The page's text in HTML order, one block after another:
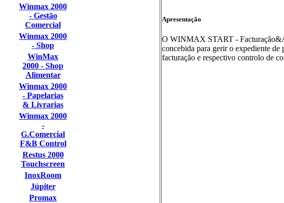
Winmax 2000
- Gestão
Comercial
Winmax 2000
- Shop
WinMax
2000 - Shop
Alimentar
Winmax 2000
- Papelarias
& Livrarias
Winmax 2000
-
G.Comercial
F&B Control
Restus 2000
Touchscreen
InoxRoom
Júpiter
Promax
Apresentação
O WINMAX START -
concebida para gerir o expediente de
facturação e respectivo controlo de